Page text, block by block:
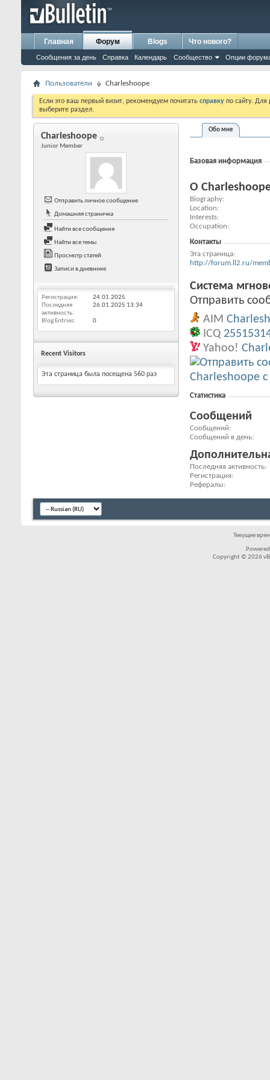
Главная Форум
Сообщения за день Справка Календарь Сообщество Опции
Blogs Что нового?
Пользователи Charleshoope
Если это ваш первый визит, рекомендуем почитать справку по сайту.
выберите раздел.
Charleshoope
Junior Member
Отправить личное сообщение
Домашняя страничка
Найти все сообщения
Найти все темы
Просмотр статей
Записи в дневнике
Регистрация
24.01.2025
Последняя
активность
26.01.2025 13:34
Blog Entries 0
Recent Visitors
Эта страница была посещена 560 раз
Обо мне
Базовая информация
О
Biography
Location
Interests
Occupation
Контакты
Эта страница
http://forum.ll2.ru/
Система
Отправить
AIM
ICQ
Yahoo!
Статистика
Сообщений
Сообщений
Сообщений в день
Последняя активность
Регистрация
Рефералы
Текущее
Copyright © 2026